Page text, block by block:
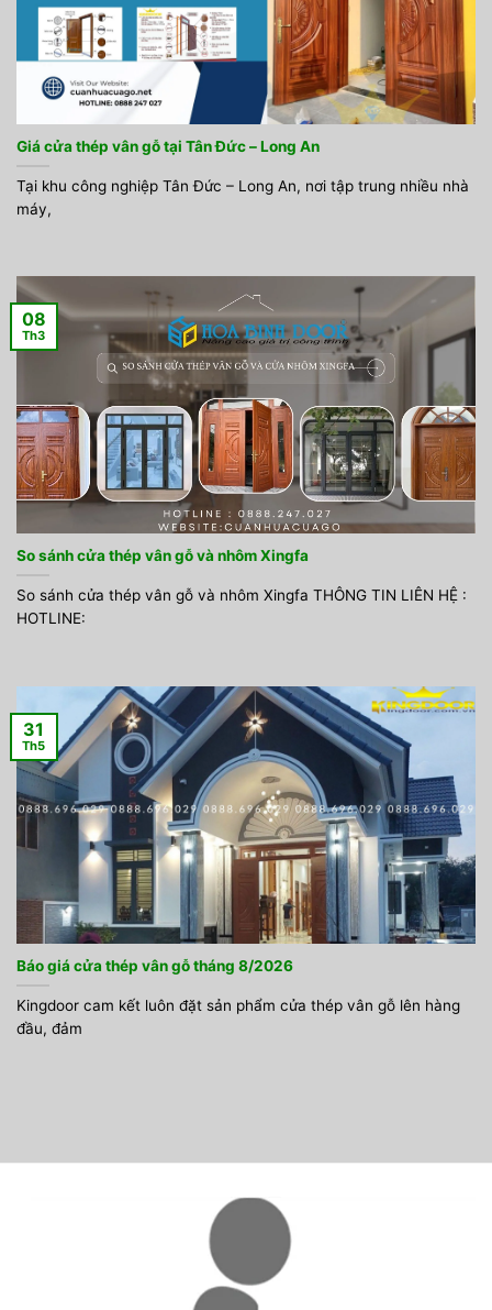
Giá cửa thép vân gỗ tại Tân Đức – Long An
Tại khu công nghiệp Tân Đức – Long An, nơi tập trung nhiều nhà
máy,
So sánh cửa thép vân gỗ và nhôm Xingfa
So sánh cửa thép vân gỗ và nhôm Xingfa THÔNG TIN LIÊN HỆ :
HOTLINE:
08
Th3
Báo giá cửa thép vân gỗ tháng 8/2026
Kingdoor cam kết luôn đặt sản phẩm cửa thép vân gỗ lên hàng
đầu, đảm
31
Th5